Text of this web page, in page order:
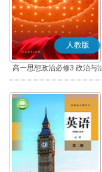
人教版
高一思想政治必修3 政治与法
治(部编版)